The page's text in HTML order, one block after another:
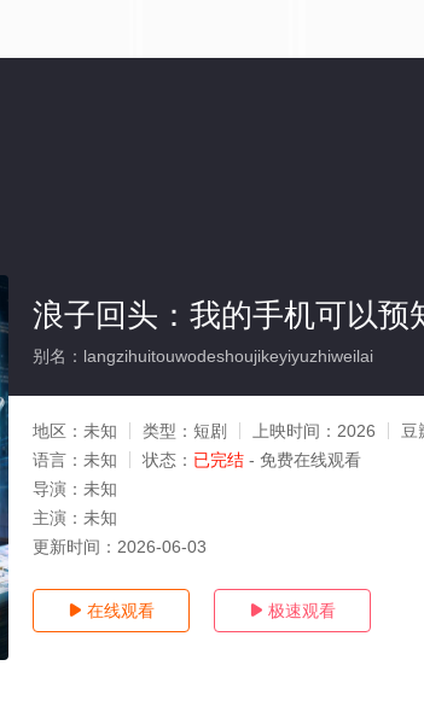
浪子回头：我的手机可以预
别名：langzihuitouwodeshoujikeyiyuzhiweilai
地区： 未知 类型： 短剧 上映时间： 2026 豆
语言： 未知 状态： 已完结 - 免费在线观看
导演： 未知
主演： 未知
更新时间： 2026-06-03
 在线观看  极速观看